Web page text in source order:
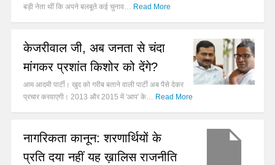
बड़ी नेता थीं कि अपने बलबूते कई चुनाव… Read More
केजरीवाल जी, अब जनता से चंदा
मांगकर प्रशांत किशोर को देंगे?
आम आदमी पार्टी। खुद को गरीब बताने वाली पार्टी अब पैसे देकर
प्रचार करवाएगी। 2013 और 2015 में 'आप' के… Read More
नागरिकता कानून: शरणार्थियों के
प्रति दया नहीं यह ख़ालिस राजनीति